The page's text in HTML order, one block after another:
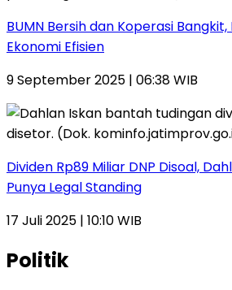
BUMN Bersih dan Koperasi
Ekonomi Efisien
9 September 2025 | 06:38 WIB
Dividen Rp89 Miliar DNP Disoal,
Punya Legal Standing
17 Juli 2025 | 10:10 WIB
Politik